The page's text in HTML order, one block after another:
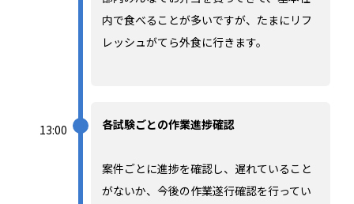
内で食べることが多いですが、たまにリフ
レッシュがてら外食に行きます。
13:00 各試験ごとの作業進捗確認
案件ごとに進捗を確認し、遅れていること
がないか、今後の作業遂行確認を行ってい